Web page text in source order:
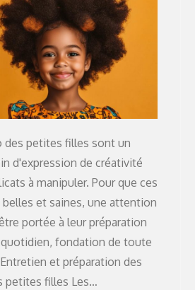
des petites filles sont un
d'expression de créativité
à manipuler. Pour que ces
et saines, une attention
portée à leur préparation
fondation de toute
et préparation des
petites filles Les…